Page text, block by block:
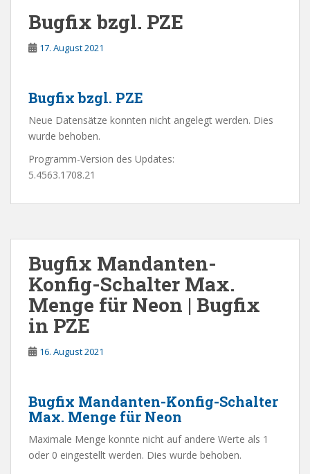
Bugfix bzgl. PZE
17. August 2021
Bugfix bzgl. PZE
Neue Datensätze konnten nicht angelegt werden. Dies
wurde behoben.
Programm-Version des Updates:
5.4563.1708.21
Bugfix Mandanten-
Konfig-Schalter Max.
Menge für Neon | Bugfix
in PZE
16. August 2021
Bugfix Mandanten-Konfig-Schalter
Max. Menge für Neon
Maximale Menge konnte nicht auf andere Werte als 1
oder 0 eingestellt werden. Dies wurde behoben.